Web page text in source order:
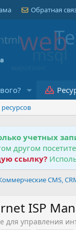
Обратная
учетных
другом посетите
ссылку?
CMS,
ISP
для управления